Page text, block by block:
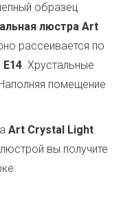
образец
люстра Art
рассеивается по
E14. Хрустальные
помещение
Art Crystal Light.
вы получите